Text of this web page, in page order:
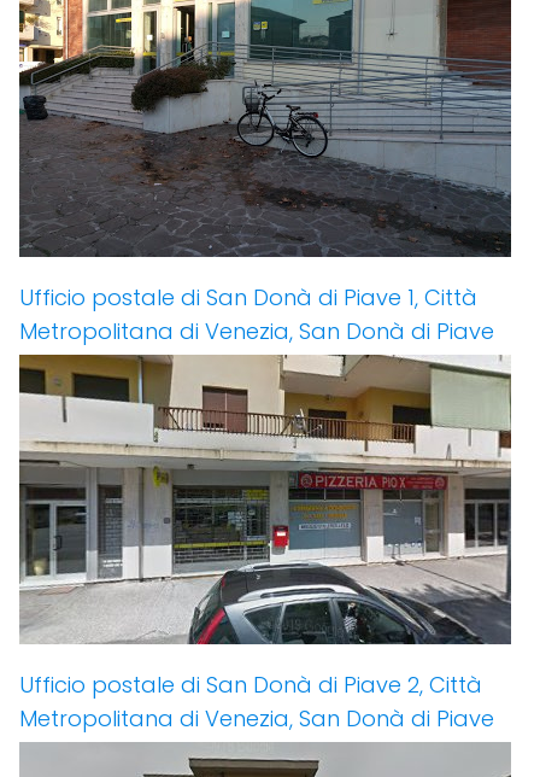
Ufficio postale di San Donà di Piave 1, Città
Metropolitana di Venezia, San Donà di Piave
Ufficio postale di San Donà di Piave 2, Città
Metropolitana di Venezia, San Donà di Piave